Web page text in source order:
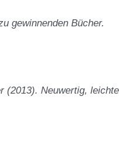
gewinnenden Bücher.
Neuwertig,